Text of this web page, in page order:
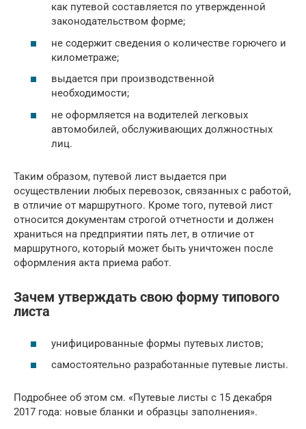
как путевой составляется по утвержденной
законодательством форме;
не содержит сведения о количестве горючего и
километраже;
выдается при производственной
необходимости;
не оформляется на водителей легковых
автомобилей, обслуживающих должностных
лиц.
Таким образом, путевой лист выдается при
осуществлении любых перевозок, связанных с работой,
в отличие от маршрутного. Кроме того, путевой лист
относится документам строгой отчетности и должен
храниться на предприятии пять лет, в отличие от
маршрутного, который может быть уничтожен после
оформления акта приема работ.
Зачем утверждать свою форму типового
листа
унифицированные формы путевых листов;
самостоятельно разработанные путевые листы.
Подробнее об этом см. «Путевые листы с 15 декабря
2017 года: новые бланки и образцы заполнения».